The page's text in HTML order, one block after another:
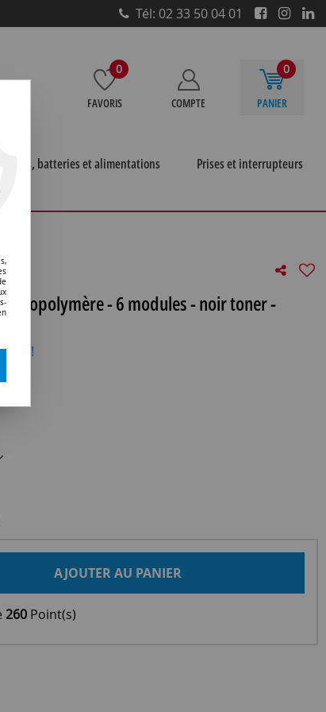
Tél: 02 33 50 04 01
0
FAVORIS COMPTE
0
PANIER
Piles, batteries et alimentations
Prises et interrupteurs
- en technopolymère - 6 modules - noir toner -
- 6 modules - noir toner -
!
AJOUTER AU PANIER
260 Point(s)